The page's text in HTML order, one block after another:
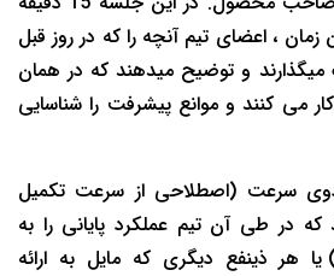
زمان ، اعضای تیم آنچه را که در روز قبل
میگذارند و توضیح میدهند که در همان
می کنند و موانع پیشرفت را شناسایی
دوی سرعت (اصطلاحی از سرعت تکمیل
در طی آن تیم عملکرد پایانی را به
صاحب محصول (PO) یا هر ذینفع دیگری که مایل به ارائه